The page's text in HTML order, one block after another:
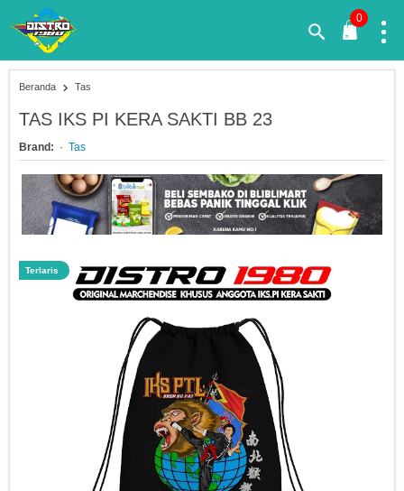
0
Beranda Tas
TAS IKS PI KERA SAKTI BB 23
Brand: Tas
Terlaris